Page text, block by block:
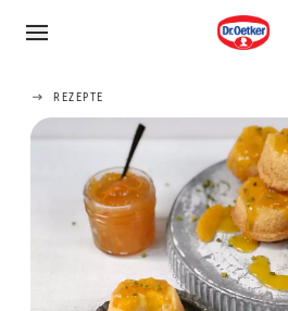
REZEPTE